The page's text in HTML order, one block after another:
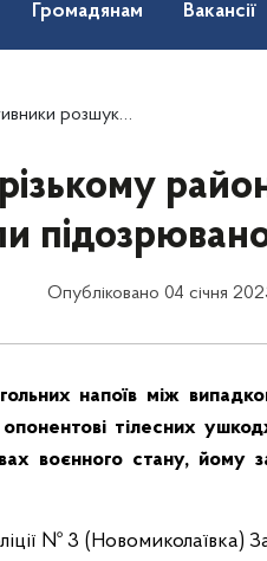
Громадянам Вакансії
у пограбуванні
Опубліковано 04 січня
напоїв між
тілесних
воєнного стану, йому
№ 3 (Новомиколаївка)